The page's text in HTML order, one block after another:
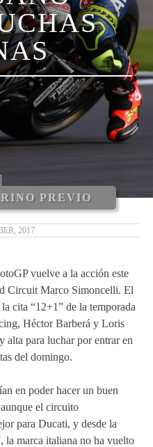
TATAY
2019
2019
2019
2017
PREVIO
2017
vuelve a la acción este
Circuit Marco Simoncelli. El
cita “12+1” de la temporada
Héctor Barberá y Loris
para luchar por entrar en
del domingo.
en poder hacer un buen
el circuito
para Ducati, y desde la
la marca italiana no ha vuelto